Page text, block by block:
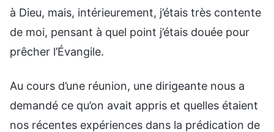
à Dieu, mais, intérieurement, j’étais très contente
de moi, pensant à quel point j’étais douée pour
prêcher l’Évangile.
Au cours d’une réunion, une dirigeante nous a
demandé ce qu’on avait appris et quelles étaient
nos récentes expériences dans la prédication de